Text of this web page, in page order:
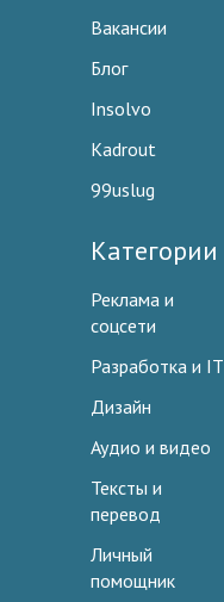
Вакансии
Блог
Insolvo
Kadrout
99uslug
Категории
Реклама и
соцсети
Разработка и IT
Дизайн
Аудио и видео
Тексты и
перевод
Личный
помощник